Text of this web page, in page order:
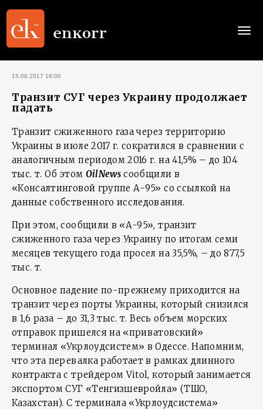
15.08.2017 16:00
Транзит СУГ через Украину продолжает
падать
Транзит сжиженного газа через территорию
Украины в июле 2017 г. сократился в сравнении с
аналогичным периодом 2016 г. на 41,5% – до 104
тыс. т. Об этом OilNews сообщили в
«Консалтинговой группе А-95» со ссылкой на
данные собственного исследования.
При этом, сообщили в «А-95», транзит
сжиженного газа через Украину по итогам семи
месяцев текущего года просел на 35,5%, – до 877,5
тыс. т.
Основное падение по-прежнему приходится на
транзит через порты Украины, который снизился
в 1,6 раза – до 31,3 тыс. т. Весь объем морских
отправок пришелся на «приватовский»
терминал «Укрлоудсистем» в Одессе. Напомним,
что эта перевалка работает в рамках длинного
контракта с трейдером Vitol, который занимается
экспортом СУГ «Тенгизшевройла» (ТШО,
Казахстан). С терминала «Укрлоудсистема»